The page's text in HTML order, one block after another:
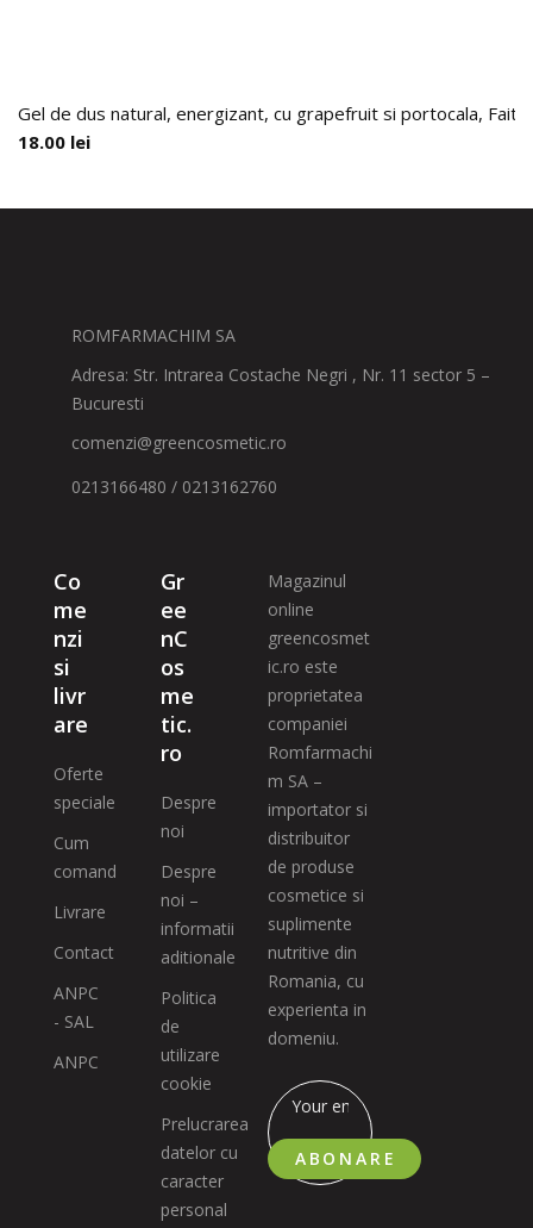
Gel de dus natural, energizant, cu grapefruit si portocala,
18.00 lei
ROMFARMACHIM SA
Adresa: Str. Intrarea Costache Negri , Nr. 11 sector 5 –
Bucuresti
comenzi@greencosmetic.ro
0213166480 / 0213162760
Co
me
nzi
si
livr
are
Oferte
speciale
Cum
comand
Livrare
Contact
ANPC
- SAL
ANPC
Gr
ee
nC
os
me
tic.
ro
Despre
noi
Despre
noi –
informatii
aditionale
Politica
de
utilizare
cookie
Prelucrarea
datelor cu
caracter
personal
Magazinul
online
greencosmet
ic.ro este
proprietatea
companiei
Romfarmachi
m SA –
importator si
distribuitor
de produse
cosmetice si
suplimente
nutritive din
Romania, cu
experienta in
domeniu.
ABONARE